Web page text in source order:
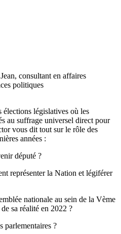
consultant en affaires
politiques
législatives où les
au suffrage universel direct pour
vous dit tout sur le rôle des
années :
député ?
représenter la Nation et légiférer
nationale au sein de la Vème
sa réalité en 2022 ?
parlementaires ?